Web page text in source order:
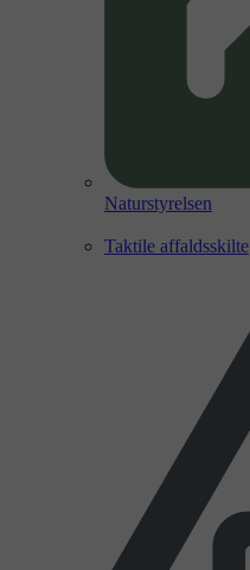
Naturstyrelsen
Taktile affaldsskilte